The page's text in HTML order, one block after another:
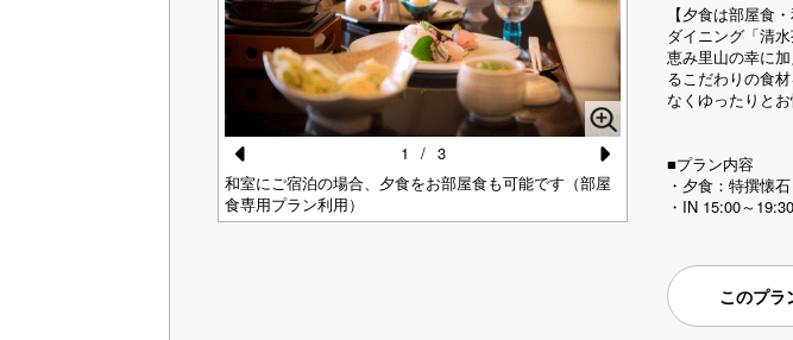
Pr
e
和室にご宿泊の場合、夕食をお部屋食も可能です（部屋
食専用プラン利用）
京都伏見の地酒をお
N
e
1 / 3
【夕食は部屋食
ダイニング「清
恵み里山の幸に
るこだわりの食
なくゆったりと
■プラン内容
・夕食：特撰懐
・IN 15:00～
このプラ